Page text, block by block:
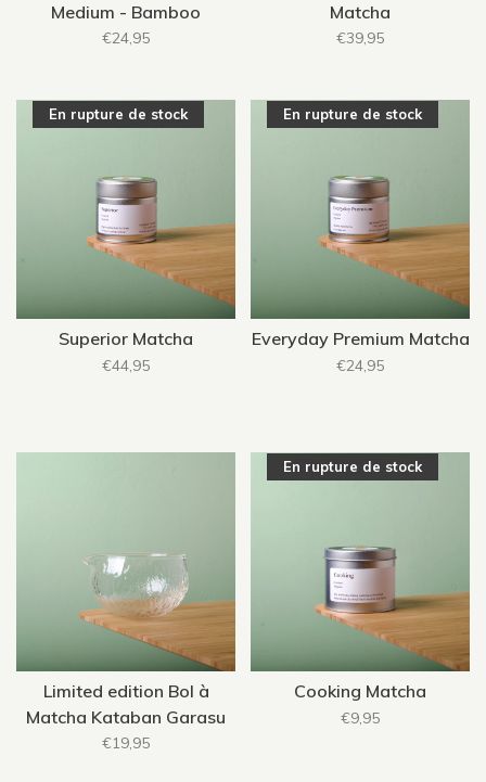
Medium - Bamboo
€24,95
Matcha
€39,95
En rupture de stock
Superior Matcha
€44,95
En rupture de stock
Everyday Premium Matcha
€24,95
Limited edition Bol à
Matcha Kataban Garasu
€19,95
En rupture de stock
Cooking Matcha
€9,95